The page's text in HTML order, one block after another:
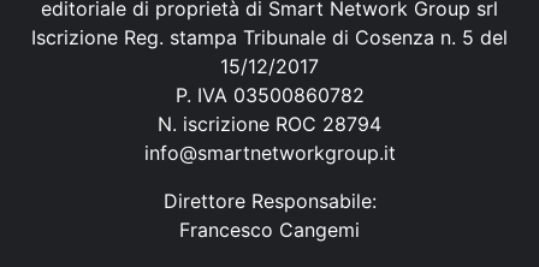
editoriale di proprietà di Smart Network Group srl
Iscrizione Reg. stampa Tribunale di Cosenza n. 5 del
15/12/2017
P. IVA 03500860782
N. iscrizione ROC 28794
info@smartnetworkgroup.it
Direttore Responsabile:
Francesco Cangemi